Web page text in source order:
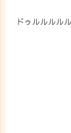
ドゥルルルル